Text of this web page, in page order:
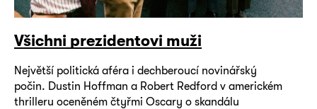
Všichni prezidentovi muži
Největší politická aféra i dechberoucí novinářský
počin. Dustin Hoffman a Robert Redford v americkém
thrilleru oceněném čtyřmi Oscary o skandálu